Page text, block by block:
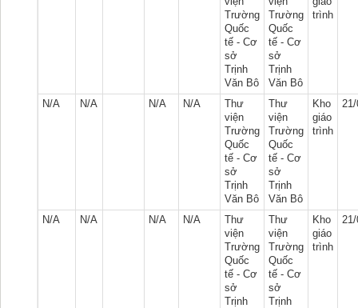
Trường
Quốc
tế - Cơ
sở
Trịnh
Văn Bô
Trường
Quốc
tế - Cơ
sở
Trịnh
Văn Bô
trình
N/A N/A N/A N/A
Thư
viện
Trường
Quốc
tế - Cơ
sở
Trịnh
Văn Bô
Thư
viện
Trường
Quốc
tế - Cơ
sở
Trịnh
Văn Bô
Kho
giáo
trình
N/A N/A N/A N/A
Thư
viện
Trường
Quốc
tế - Cơ
sở
Trịnh
Thư
viện
Trường
Quốc
tế - Cơ
sở
Trịnh
Kho
giáo
trình